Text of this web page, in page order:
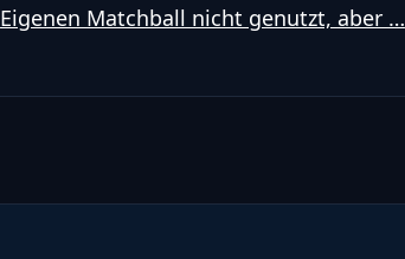
Eigenen Matchball nicht genutzt, aber …